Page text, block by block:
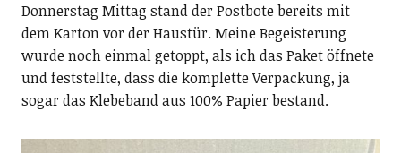
Donnerstag Mittag stand der Postbote bereits mit
dem Karton vor der Haustür. Meine Begeisterung
wurde noch einmal getoppt, als ich das Paket öffnete
und feststellte, dass die komplette Verpackung, ja
sogar das Klebeband aus 100% Papier bestand.